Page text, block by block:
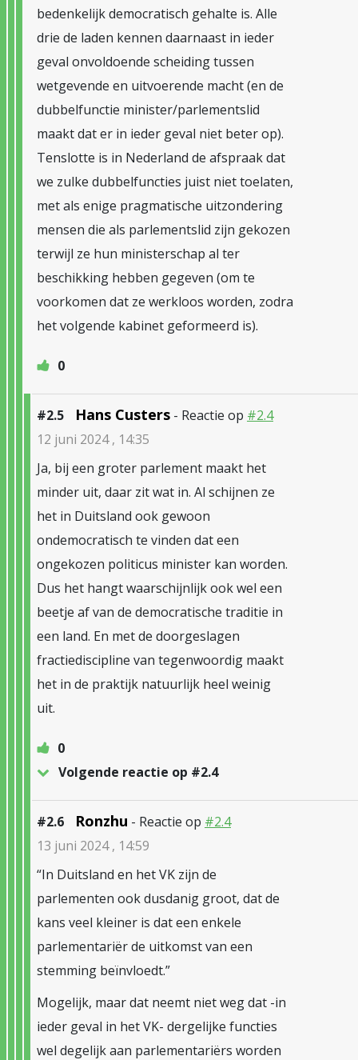
bedenkelijk democratisch gehalte is. Alle
drie de laden kennen daarnaast in ieder
geval onvoldoende scheiding tussen
wetgevende en uitvoerende macht (en de
dubbelfunctie minister/parlementslid
maakt dat er in ieder geval niet beter op).
Tenslotte is in Nederland de afspraak dat
we zulke dubbelfuncties juist niet toelaten,
met als enige pragmatische uitzondering
mensen die als parlementslid zijn gekozen
terwijl ze hun ministerschap al ter
beschikking hebben gegeven (om te
voorkomen dat ze werkloos worden, zodra
het volgende kabinet geformeerd is).
0
#2.5 Hans Custers - Reactie op #2.4
12 juni 2024 , 14:35
Ja, bij een groter parlement maakt het
minder uit, daar zit wat in. Al schijnen ze
het in Duitsland ook gewoon
ondemocratisch te vinden dat een
ongekozen politicus minister kan worden.
Dus het hangt waarschijnlijk ook wel een
beetje af van de democratische traditie in
een land. En met de doorgeslagen
fractiediscipline van tegenwoordig maakt
het in de praktijk natuurlijk heel weinig
uit.
0
Volgende reactie op #2.4
#2.6 Ronzhu - Reactie op #2.4
13 juni 2024 , 14:59
“In Duitsland en het VK zijn de
parlementen ook dusdanig groot, dat de
kans veel kleiner is dat een enkele
parlementariër de uitkomst van een
stemming beïnvloedt.”
Mogelijk, maar dat neemt niet weg dat -in
ieder geval in het VK- dergelijke functies
wel degelijk aan parlementariërs worden